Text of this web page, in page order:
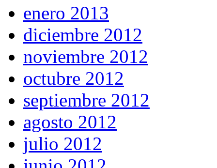
enero 2013
diciembre 2012
noviembre 2012
octubre 2012
septiembre 2012
agosto 2012
julio 2012